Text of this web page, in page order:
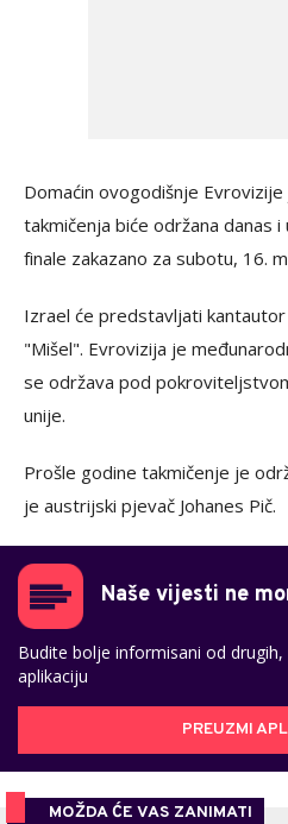
Domaćin ovogodišnje Evrovizije
takmičenja biće održana danas
finale zakazano za subotu, 16.
Izrael će predstavljati
"Mišel". Evrovizija je
se održava pod
unije.
Prošle godine takmičenje je
je austrijski pjevač Johanes Pič.
Naše vijesti ne
Budite bolje informisani od
aplikaciju
PREUZMI
MOŽDA ĆE VAS ZANIMATI